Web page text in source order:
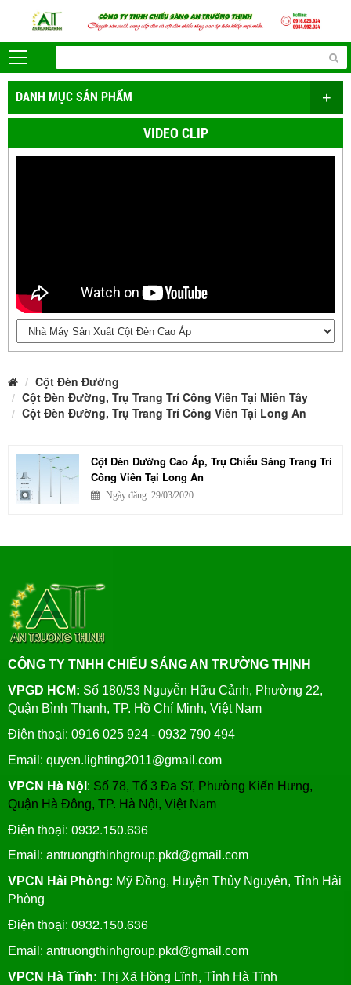
DANH MỤC SẢN PHẨM +
VIDEO CLIP
Cột Đèn Đường
Cột Đèn Đường, Trụ Trang Trí Công Viên Tại Miền Tây
Cột Đèn Đường, Trụ Trang Trí Công Viên Tại Long An
Cột Đèn Đường Cao Áp, Trụ Chiếu Sáng Trang Trí
Công Viên Tại Long An
Ngày đăng: 29/03/2020
CÔNG TY TNHH CHIẾU SÁNG AN TRƯỜNG THỊNH
VPGD HCM: Số 180/53 Nguyễn Hữu Cảnh, Phường 22,
Quận Bình Thạnh, TP. Hồ Chí Minh, Việt Nam
Điện thoại: 0916 025 924 - 0932 790 494
Email: quyen.lighting2011@gmail.com
VPCN Hà Nội: Số 78, Tổ 3 Đa Sĩ, Phường Kiến Hưng,
Quận Hà Đông, TP. Hà Nội, Việt Nam
Điện thoại: 0932.150.636
Email: antruongthinhgroup.pkd@gmail.com
VPCN Hải Phòng: Mỹ Đồng, Huyện Thủy Nguyên, Tỉnh Hải
Phòng
Điện thoại: 0932.150.636
Email: antruongthinhgroup.pkd@gmail.com
VPCN Hà Tĩnh: Thị Xã Hồng Lĩnh, Tỉnh Hà Tĩnh